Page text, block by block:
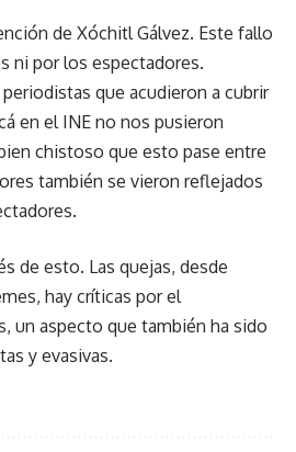
de Xóchitl Gálvez. Este fallo
ni por los espectadores.
que acudieron a cubrir
en el INE no nos pusieron
chistoso que esto pase entre
también se vieron reflejados
de esto. Las quejas, desde
hay críticas por el
un aspecto que también ha sido
y evasivas.